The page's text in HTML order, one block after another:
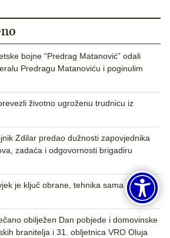
bojne “Predrag Matanović” odali
Predragu Matanoviću i poginulim
životno ugroženu trudnicu iz
Zdilar predao dužnosti zapovjednika
zadaća i odgovornosti brigadiru
je ključ obrane, tehnika sama nije
obilježen Dan pobjede i domovinske
branitelja i 31. obljetnica VRO Oluja